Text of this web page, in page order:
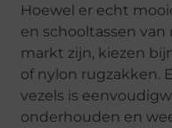
Hoewel er echt
en schooltassen
markt zijn, kiezen
of nylon rugzakken.
vezels is
onderhouden en